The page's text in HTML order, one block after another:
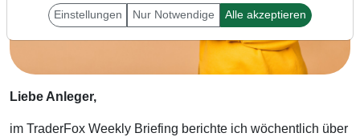
Liebe Anleger,
im TraderFox Weekly Briefing berichte ich wöchentlich über
Einstellungen Nur Notwendige Alle akzeptieren